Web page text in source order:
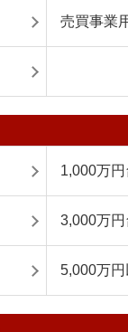
売買事業
1,000万円
3,000万円
5,000万円